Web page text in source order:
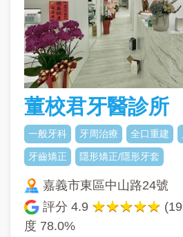
董校君牙醫診所
一般牙科 牙周治療 全口重建
牙齒矯正 隱形矯正/隱形牙套
嘉義市東區中山路24號
評分4.9
度 78.0%